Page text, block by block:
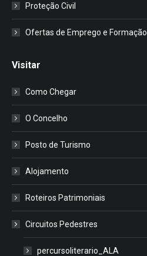
Proteção Civil
Ofertas de Emprego e Formação
Visitar
Como Chegar
O Concelho
Posto de Turismo
Alojamento
Roteiros Patrimoniais
Circuitos Pedestres
percursoliterario_ALA